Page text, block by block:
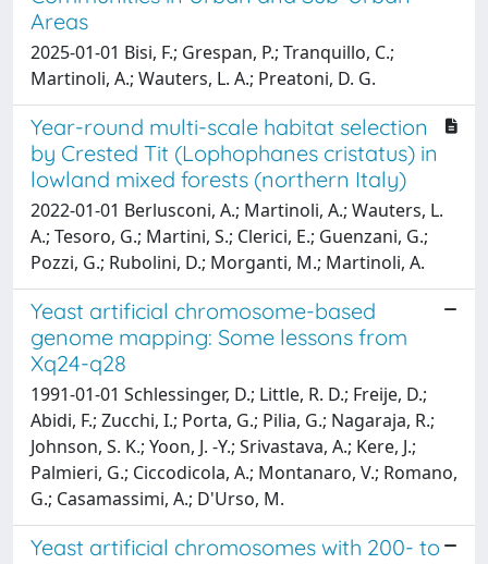
Areas
2025-01-01 Bisi, F.; Grespan, P.; Tranquillo, C.;
Martinoli, A.; Wauters, L. A.; Preatoni, D. G.
Year-round multi-scale habitat selection
by Crested Tit (Lophophanes cristatus) in
lowland mixed forests (northern Italy)
2022-01-01 Berlusconi, A.; Martinoli, A.; Wauters, L.
A.; Tesoro, G.; Martini, S.; Clerici, E.; Guenzani, G.;
Pozzi, G.; Rubolini, D.; Morganti, M.; Martinoli, A.
Yeast artificial chromosome-based
genome mapping: Some lessons from
Xq24-q28
1991-01-01 Schlessinger, D.; Little, R. D.; Freije, D.;
Abidi, F.; Zucchi, I.; Porta, G.; Pilia, G.; Nagaraja, R.;
Johnson, S. K.; Yoon, J. -Y.; Srivastava, A.; Kere, J.;
Palmieri, G.; Ciccodicola, A.; Montanaro, V.; Romano,
G.; Casamassimi, A.; D'Urso, M.
Yeast artificial chromosomes with 200- to